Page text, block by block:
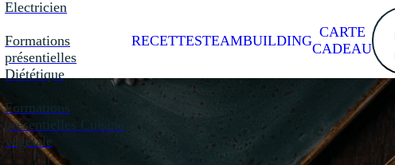
Electricien
Formations
présentielles
Diététique
Formations
présentielles Cuisine
végétale
RECETTESTEAMBUILDING
CARTE
CADEAU